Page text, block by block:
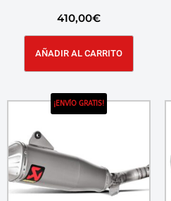
410,00€
AÑADIR AL CARRITO
¡ENVÍO GRATIS!